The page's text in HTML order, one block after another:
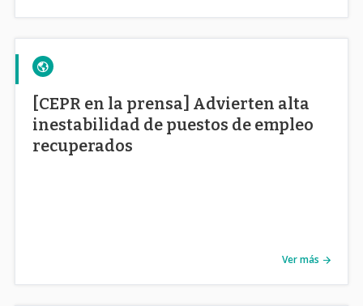
[CEPR en la prensa] Advierten alta
inestabilidad de puestos de empleo
recuperados
Ver más